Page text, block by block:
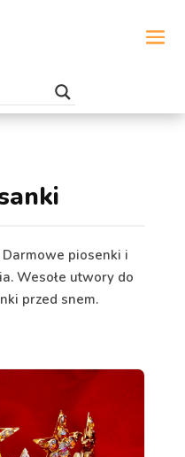
piosenki i
Wesołe utwory do
przed snem.